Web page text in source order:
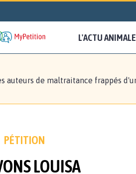
L'ACTU ANIMALE
auteurs de maltraitance frappés
PÉTITION
LOUISA